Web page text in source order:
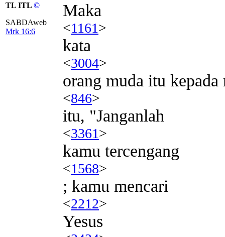
TL ITL ©
SABDAweb
Mrk 16:6
Maka
<1161>
kata
<3004>
orang muda itu kepada
<846>
itu, "Janganlah
<3361>
kamu tercengang
<1568>
; kamu mencari
<2212>
Yesus